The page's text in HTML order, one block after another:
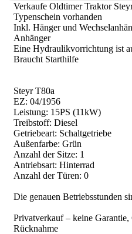
Verkaufe Oldtimer Traktor
Typenschein vorhanden
Inkl. Hänger und
Anhänger
Eine Hydraulikvorrichtung ist
Braucht Starthilfe
Steyr T80a
EZ: 04/1956
Leistung: 15PS (11kW)
Treibstoff: Diesel
Getriebeart: Schaltgetriebe
Außenfarbe: Grün
Anzahl der Sitze: 1
Antriebsart: Hinterrad
Anzahl der Türen: 0
Die genauen Betriebsstunden
Privatverkauf – keine
Rücknahme